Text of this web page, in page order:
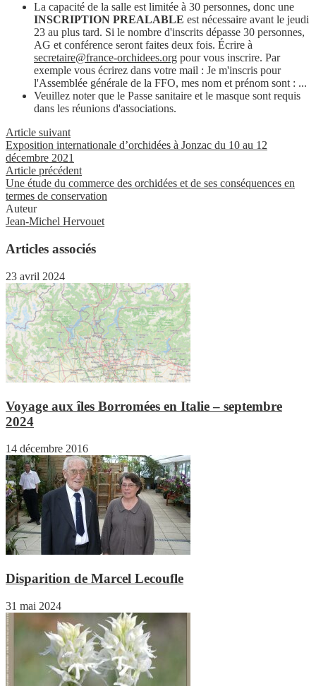
La capacité de la salle est limitée à 30 personnes, donc une
INSCRIPTION PREALABLE est nécessaire avant le jeudi
23 au plus tard. Si le nombre d'inscrits dépasse 30 personnes,
AG et conférence seront faites deux fois. Écrire à
secretaire@france-orchidees.org pour vous inscrire. Par
exemple vous écrirez dans votre mail : Je m'inscris pour
l'Assemblée générale de la FFO, mes nom et prénom sont : ...
Veuillez noter que le Passe sanitaire et le masque sont requis
dans les réunions d'associations.
Article suivant
Exposition internationale d’orchidées à Jonzac du 10 au 12
décembre 2021
Article précédent
Une étude du commerce des orchidées et de ses conséquences en
termes de conservation
Auteur
Jean-Michel Hervouet
Articles associés
23 avril 2024
Voyage aux îles Borromées en Italie – septembre
2024
14 décembre 2016
Disparition de Marcel Lecoufle
31 mai 2024